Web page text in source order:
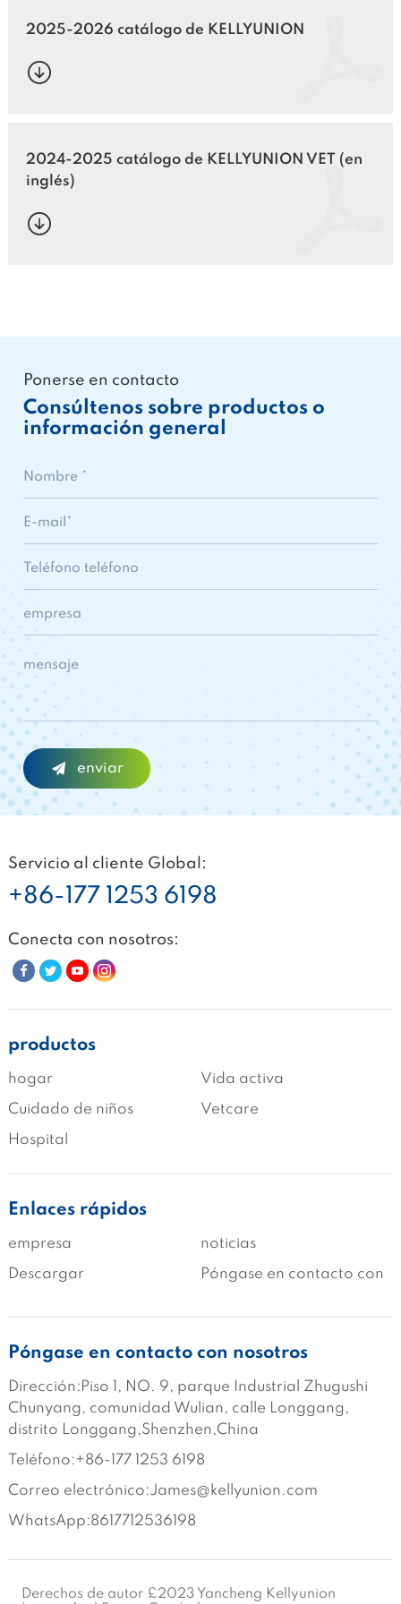
2025-2026 catálogo de KELLYUNION
2024-2025 catálogo de KELLYUNION VET (en
inglés)
Ponerse en contacto
Consúltenos sobre productos o
información general
Servicio al cliente Global:
+86-177 1253 6198
Conecta con nosotros:
productos
hogar
Vida activa
Cuidado de niños
Vetcare
Hospital
Enlaces rápidos
empresa
noticias
Descargar
Póngase en contacto con
Póngase en contacto con nosotros
Dirección:Piso 1, NO. 9, parque Industrial Zhugushi
Chunyang, comunidad Wulian, calle Longgang,
distrito Longgang,Shenzhen,China
Teléfono:+86-177 1253 6198
Correo electrónico:James@kellyunion.com
WhatsApp:8617712536198
Derechos de autor £2023 Yancheng Kellyunion